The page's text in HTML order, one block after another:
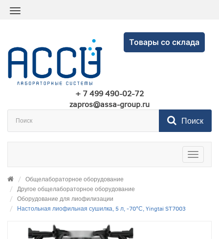
Товары со склада
+ 7 499 490-02-72
zapros@assa-group.ru
Поиск
Toggle
Общелабораторное оборудование
Другое общелабораторное оборудование
Оборудование для лиофилизации
Настольная лиофильная сушилка, 5 л, -70°С, Yingtai ST7003